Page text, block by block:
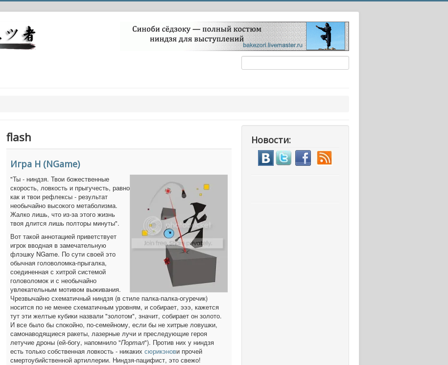
flash
Игра Н (NGame)
"Ты - ниндзя. Твои божественные
скорость, ловкость и прыгучесть, равно
как и твои рефлексы - результат
необычайно высокого метаболизма.
Жалко лишь, что из-за этого жизнь
твоя длится лишь полторы минуты".
Вот такой аннотацией приветствует
игрок вводная в замечательную
флэшку NGame. По сути своей это
обычная головоломка-прыгалка,
соединенная с хитрой системой
головоломок и с необычайно
увлекательным мотивом выживания.
Чрезвычайно схематичный ниндзя (в стиле палка-палка-огуречик)
носится по не менее схематичным уровням, и собирает, эээ, кажется
тут эти желтые кубики назвали "золотом", значит, собирает он золото.
И все было бы спокойно, по-семейному, если бы не хитрые ловушки,
самонаводящиеся ракеты, лазерные лучи и преследующие героя
летучие дроны (ей-богу, напомнило "Портал"). Против них у ниндзя
есть только собственная ловкость - никаких сюрикэнови прочей
смертоубийственной артиллерии. Ниндзя-пацифист, это свежо!
Новости: